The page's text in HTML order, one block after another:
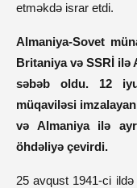
etməkdə israr etdi.
Almaniya-Sovet
Britaniya və SSRİ ilə
səbəb oldu. 12
müqaviləsi
və Almaniya ilə
öhdəliyə çevirdi.
25 avqust 1941-ci